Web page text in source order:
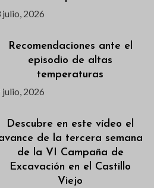
julio, 2026
Recomendaciones ante el
episodio de altas
temperaturas
julio, 2026
Descubre en este vídeo el
de la tercera semana
de la VI Campaña de
Excavación en el Castillo
Viejo